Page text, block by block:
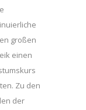
großen
einen
Zu den
der